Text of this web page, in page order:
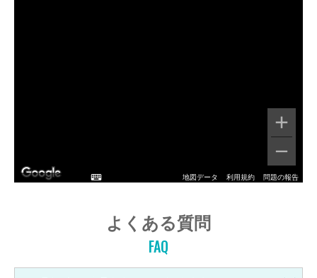
地図データ 利用規約 問題の報告
よくある質問
FAQ